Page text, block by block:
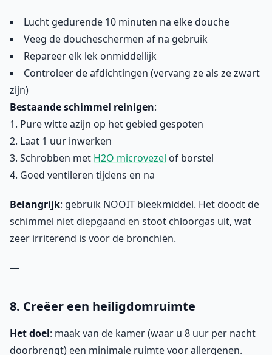
Lucht gedurende 10 minuten na elke douche
Veeg de doucheschermen af na gebruik
Repareer elk lek onmiddellijk
Controleer de afdichtingen (vervang ze als ze zwart
zijn)
Bestaande schimmel reinigen:
1. Pure witte azijn op het gebied gespoten
2. Laat 1 uur inwerken
3. Schrobben met H2O microvezel of borstel
4. Goed ventileren tijdens en na
Belangrijk: gebruik NOOIT bleekmiddel. Het doodt de
schimmel niet diepgaand en stoot chloorgas uit, wat
zeer irriterend is voor de bronchiën.
—
8. Creëer een heiligdomruimte
Het doel: maak van de kamer (waar u 8 uur per nacht
doorbrengt) een minimale ruimte voor allergenen.